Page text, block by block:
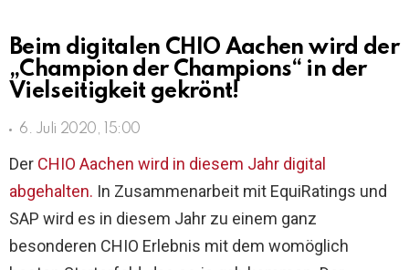
Beim digitalen CHIO Aachen wird der
„Champion der Champions“ in der
Vielseitigkeit gekrönt!
6. Juli 2020, 15:00
Der CHIO Aachen wird in diesem Jahr digital
abgehalten. In Zusammenarbeit mit EquiRatings und
SAP wird es in diesem Jahr zu einem ganz
besonderen CHIO Erlebnis mit dem womöglich